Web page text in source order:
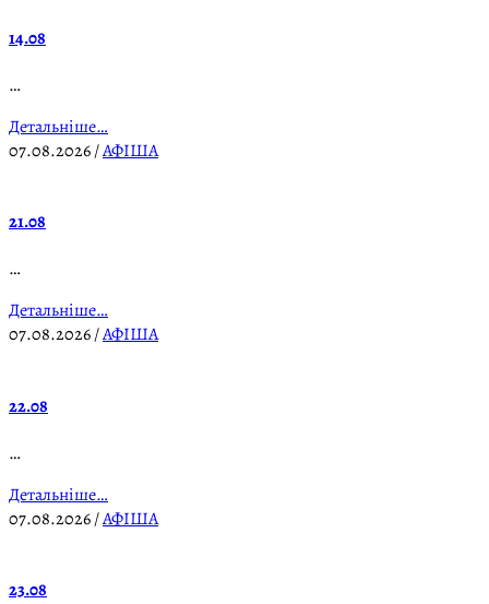
14.08
…
Детальніше…
07.08.2026/АФІША
21.08
…
Детальніше…
07.08.2026/АФІША
22.08
…
Детальніше…
07.08.2026/АФІША
23.08